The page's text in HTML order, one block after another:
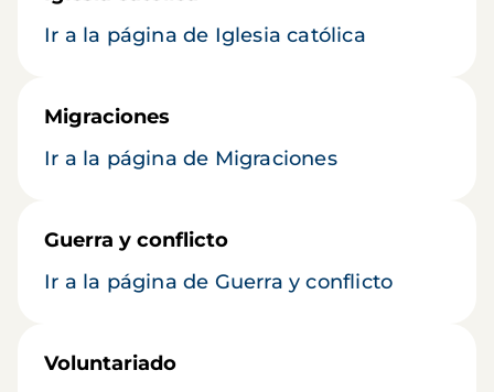
Ir a la página de Iglesia católica
Migraciones
Ir a la página de Migraciones
Guerra y conflicto
Ir a la página de Guerra y conflicto
Voluntariado